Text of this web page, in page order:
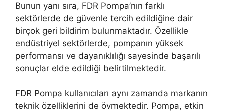
Bunun yanı sıra, FDR Pompa’nın farklı
sektörlerde de güvenle tercih edildiğine dair
birçok geri bildirim bulunmaktadır. Özellikle
endüstriyel sektörlerde, pompanın yüksek
performansı ve dayanıklılığı sayesinde başarılı
sonuçlar elde edildiği belirtilmektedir.
FDR Pompa kullanıcıları aynı zamanda markanın
teknik özelliklerini de övmektedir. Pompa, etkin